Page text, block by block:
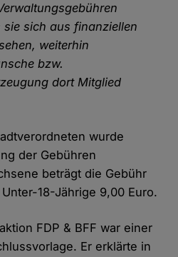
sich aus finanziellen
weiterhin
bzw.
dort Mitglied
wurde
der Gebühren
beträgt die Gebühr
18-Jährige 9,00 Euro.
FDP & BFF war einer
Er erklärte in